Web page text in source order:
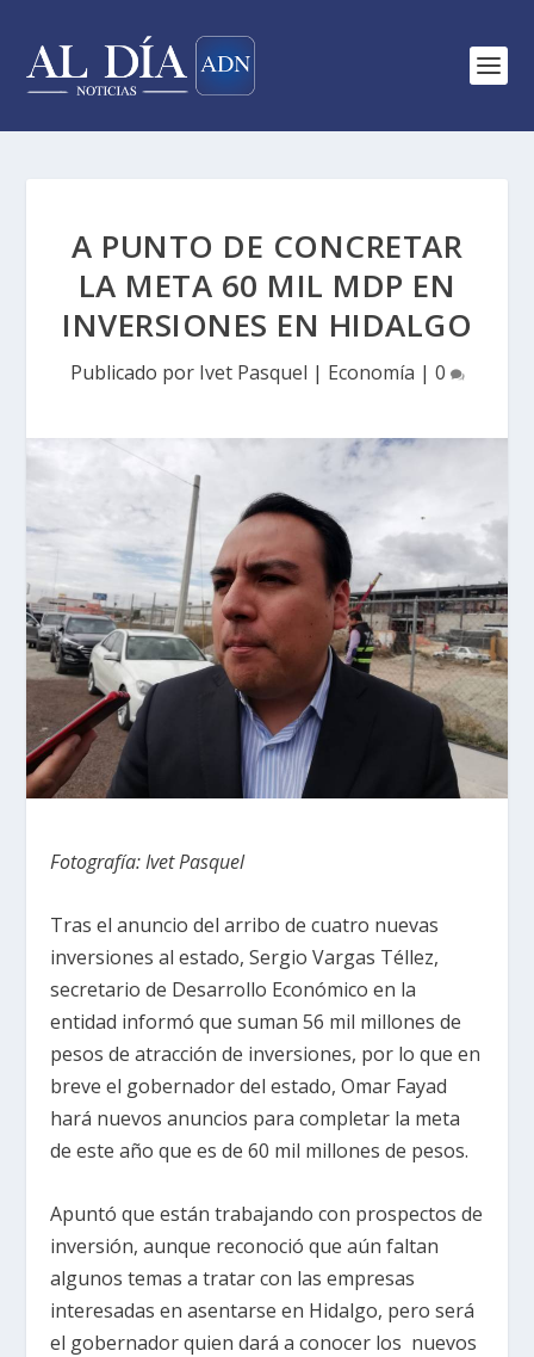
A PUNTO DE CONCRETAR
LA META 60 MIL MDP EN
INVERSIONES EN HIDALGO
Publicado por Ivet Pasquel | Economía | 0
Fotografía: Ivet Pasquel
Tras el anuncio del arribo de cuatro nuevas
inversiones al estado, Sergio Vargas Téllez,
secretario de Desarrollo Económico en la
entidad informó que suman 56 mil millones de
pesos de atracción de inversiones, por lo que en
breve el gobernador del estado, Omar Fayad
hará nuevos anuncios para completar la meta
de este año que es de 60 mil millones de pesos.
Apuntó que están trabajando con prospectos de
inversión, aunque reconoció que aún faltan
algunos temas a tratar con las empresas
interesadas en asentarse en Hidalgo, pero será
el gobernador quien dará a conocer los nuevos